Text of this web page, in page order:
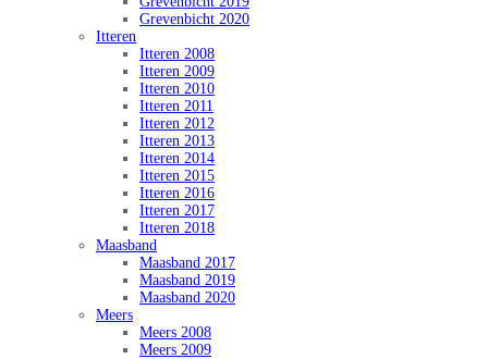
Grevenbicht 2020
Itteren
Itteren 2008
Itteren 2009
Itteren 2010
Itteren 2011
Itteren 2012
Itteren 2013
Itteren 2014
Itteren 2015
Itteren 2016
Itteren 2017
Itteren 2018
Maasband
Maasband 2017
Maasband 2019
Maasband 2020
Meers
Meers 2008
Meers 2009